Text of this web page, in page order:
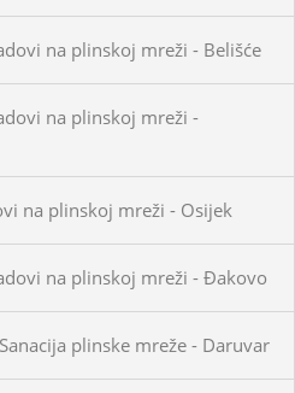
na plinskoj mreži - Belišće
na plinskoj mreži -
na plinskoj mreži - Osijek
na plinskoj mreži - Đakovo
plinske mreže - Daruvar